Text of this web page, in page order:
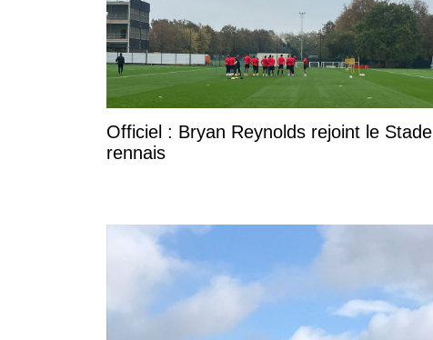
Officiel : Bryan Reynolds rejoint le Stade
rennais